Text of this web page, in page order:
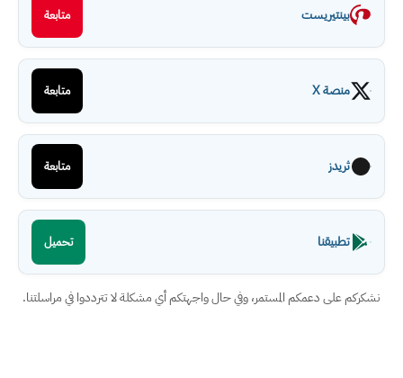
بينتيريست متابعة
منصة X متابعة
ثريدز متابعة
تطبيقنا تحميل
نشكركم على دعمكم المستمر، وفي حال واجهتكم أي مشكلة لا تترددوا في مراسلتنا.